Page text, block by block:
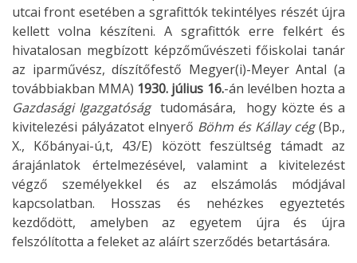
utcai front esetében a sgrafittók tekintélyes részét újra
kellett volna készíteni. A sgrafittók erre felkért és
hivatalosan megbízott képzőművészeti főiskolai tanár
az iparművész, díszítőfestő Megyer(i)-Meyer Antal (a
továbbiakban MMA) 1930. július 16.-án levélben hozta a
Gazdasági Igazgatóságtudomására, hogy közte és a
kivitelezési pályázatot elnyerő Böhm és Kállay cég(Bp.,
X., Kőbányai-ú,t, 43/E) között feszültség támadt az
árajánlatok értelmezésével, valamint a kivitelezést
végző személyekkel és az elszámolás módjával
kapcsolatban. Hosszas és nehézkes egyeztetés
kezdődött, amelyben az egyetem újra és újra
felszólította a feleket az aláírt szerződés betartására.